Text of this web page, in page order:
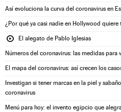
Así evoluciona la curva del coronavirus en
¿Por qué ya casi nadie en Hollywood
El alegato de Pablo Iglesias
Números del coronavirus: las medidas para
El mapa del coronavirus: así crecen los
Investigan si tener marcas en la piel y
coronavirus
Menú para hoy: el invento egipcio que